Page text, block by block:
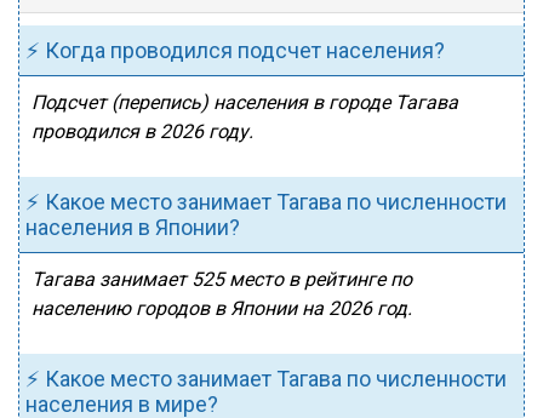
⚡ Когда проводился подсчет населения?
Подсчет (перепись) населения в городе Тагава
проводился в 2026 году.
⚡ Какое место занимает Тагава по численности
населения в Японии?
Тагава занимает 525 место в рейтинге по
населению городов в Японии на 2026 год.
⚡ Какое место занимает Тагава по численности
населения в мире?